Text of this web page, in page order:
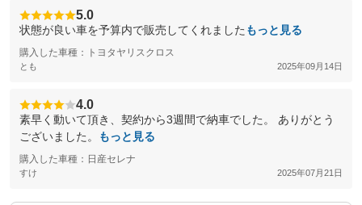
5.0
状態が良い車を予算内で販売してくれました もっと見る
購入した車種：トヨタヤリスクロス
とも 2025年09月14日
4.0
素早く動いて頂き、契約から3週間で納車でした。 ありがとう
ございました。
もっと見る
購入した車種：日産セレナ
すけ 2025年07月21日